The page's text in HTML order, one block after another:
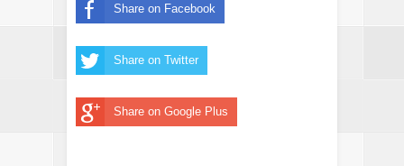
Share on Facebook
Share on Twitter
Share on Google Plus